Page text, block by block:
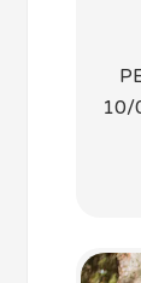
10/